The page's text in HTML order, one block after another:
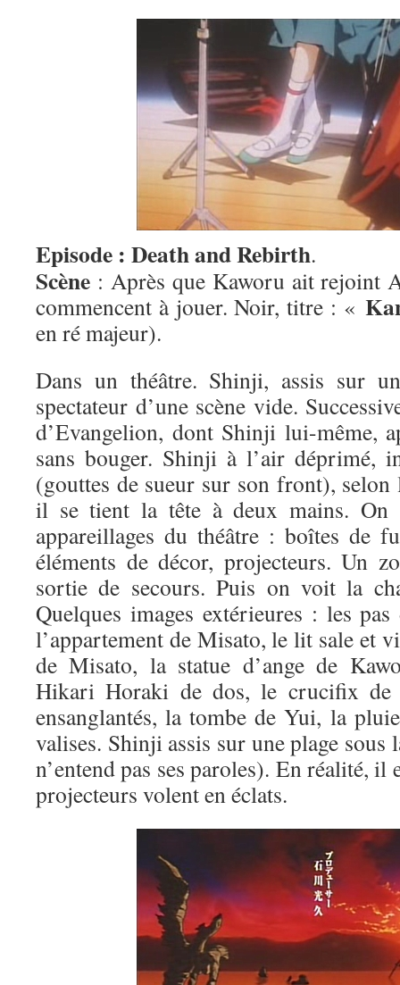
Episode : Death and Rebirth.
Scène : Après que Kaworu ait rejoint
commencent à jouer. Noir, titre : «
en ré majeur).
Dans un théâtre. Shinji, assis sur
spectateur d’une scène vide.
d’Evangelion, dont Shinji lui-même,
sans bouger. Shinji à l’air déprimé,
(gouttes de sueur sur son front), selon
il se tient la tête à deux mains. On
appareillages du théâtre : boîtes de
éléments de décor, projecteurs. Un
sortie de secours. Puis on voit la
Quelques images extérieures : les
l’appartement de Misato, le lit sale et
de Misato, la statue d’ange de
Hikari Horaki de dos, le crucifix de
ensanglantés, la tombe de Yui, la
valises. Shinji assis sur une plage
n’entend pas ses paroles). En réalité, il
projecteurs volent en éclats.